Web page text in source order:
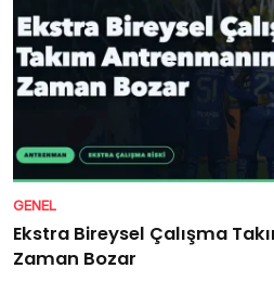
GENEL
Ekstra Bireysel Çalışma
Zaman Bozar